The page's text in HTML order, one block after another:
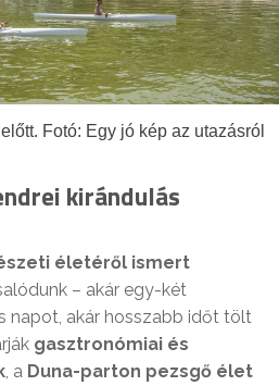
Fotó: Egy jó kép az utazásról
kirándulás
életéről ismert
– akár egy-két
napot, akár hosszabb időt tölt
gasztronómiai és
, a Duna-parton pezsgő élet